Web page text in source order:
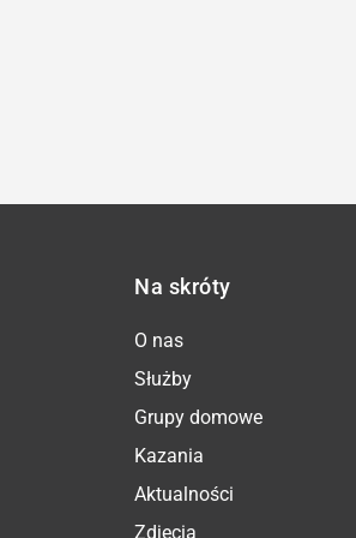
Na skróty
O nas
Służby
Grupy domowe
Kazania
Aktualności
Zdjęcia